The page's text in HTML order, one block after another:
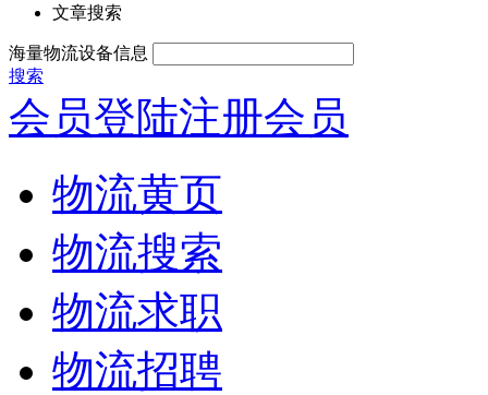
文章搜索
海量物流设备信息
搜索
会员登陆注册会员
物流黄页
物流搜索
物流求职
物流招聘